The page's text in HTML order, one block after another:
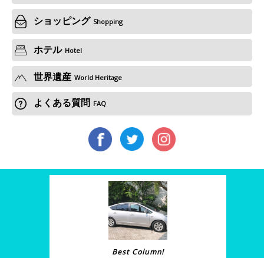
ショッピング Shopping
ホテル Hotel
世界遺産 World Heritage
よくある質問 FAQ
Best Column!